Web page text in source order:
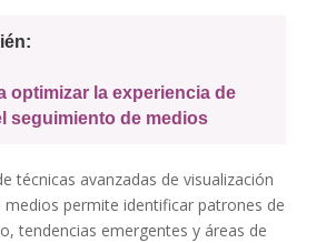
optimizar la experiencia de
seguimiento de medios
técnicas avanzadas de visualización
medios permite identificar patrones de
tendencias emergentes y áreas de